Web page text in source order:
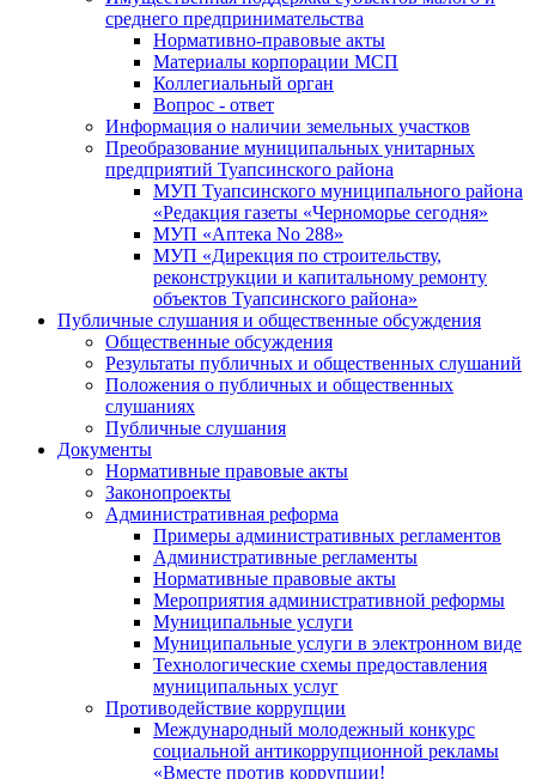
среднего предпринимательства
Нормативно-правовые акты
Материалы корпорации МСП
Коллегиальный орган
Вопрос - ответ
Информация о наличии земельных участков
Преобразование муниципальных унитарных
предприятий Туапсинского района
МУП Туапсинского муниципального района
«Редакция газеты «Черноморье сегодня»
МУП «Аптека No 288»
МУП «Дирекция по строительству,
реконструкции и капитальному ремонту
объектов Туапсинского района»
Публичные слушания и общественные обсуждения
Общественные обсуждения
Результаты публичных и общественных слушаний
Положения о публичных и общественных
слушаниях
Публичные слушания
Документы
Нормативные правовые акты
Законопроекты
Административная реформа
Примеры административных регламентов
Административные регламенты
Нормативные правовые акты
Мероприятия административной реформы
Муниципальные услуги
Муниципальные услуги в электронном виде
Технологические схемы предоставления
муниципальных услуг
Противодействие коррупции
Международный молодежный конкурс
социальной антикоррупционной рекламы
«Вместе против коррупции!